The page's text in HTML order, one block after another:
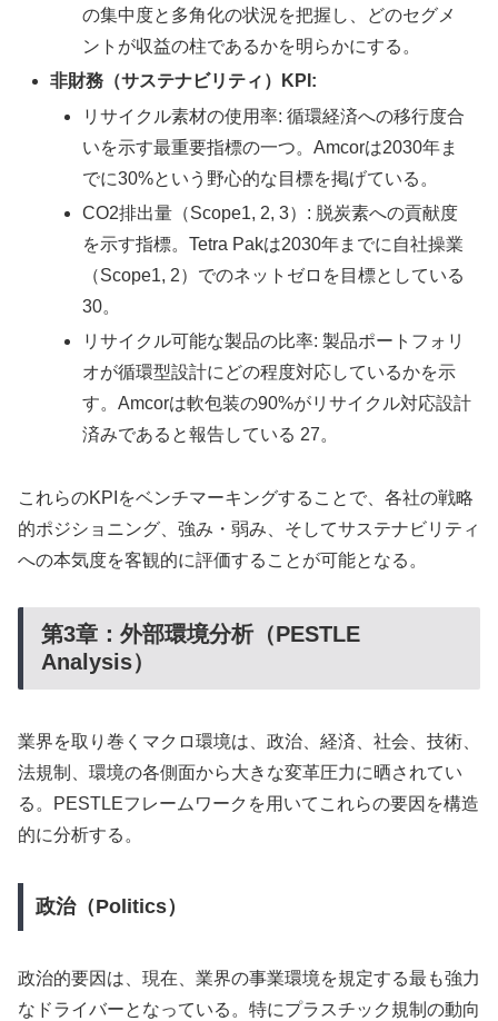
の集中度と多角化の状況を把握し、どのセグメ
ントが収益の柱であるかを明らかにする。
非財務（サステナビリティ）KPI:
リサイクル素材の使用率: 循環経済への移行度合
いを示す最重要指標の一つ。Amcorは2030年ま
でに30%という野心的な目標を掲げている。
CO2排出量（Scope1, 2, 3）: 脱炭素への貢献度
を示す指標。Tetra Pakは2030年までに自社操業
（Scope1, 2）でのネットゼロを目標としている
30。
リサイクル可能な製品の比率: 製品ポートフォリ
オが循環型設計にどの程度対応しているかを示
す。Amcorは軟包装の90%がリサイクル対応設計
済みであると報告している 27。
これらのKPIをベンチマーキングすることで、各社の戦略
的ポジショニング、強み・弱み、そしてサステナビリティ
への本気度を客観的に評価することが可能となる。
第3章：外部環境分析（PESTLE
Analysis）
業界を取り巻くマクロ環境は、政治、経済、社会、技術、
法規制、環境の各側面から大きな変革圧力に晒されてい
る。PESTLEフレームワークを用いてこれらの要因を構造
的に分析する。
政治（Politics）
政治的要因は、現在、業界の事業環境を規定する最も強力
なドライバーとなっている。特にプラスチック規制の動向